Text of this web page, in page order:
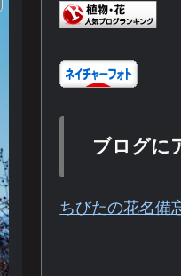
ブログに
ちびたの花名備